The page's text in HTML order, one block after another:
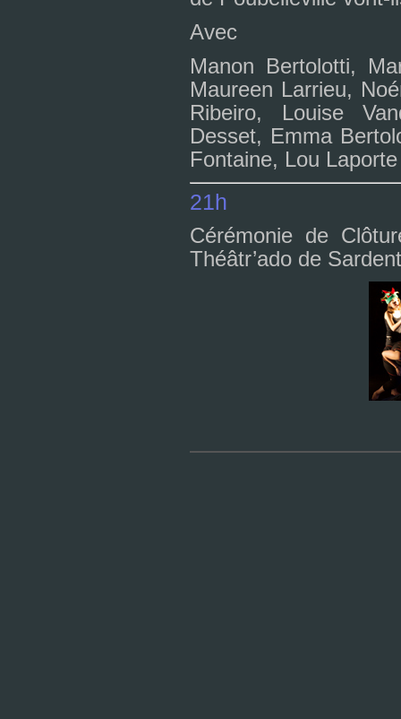
Avec
Manon Bertolotti,
Maureen Larrieu,
Ribeiro, Louise
Desset, Emma
Fontaine, Lou Laporte
21h
Cérémonie de
Théâtr’ado de Sardent